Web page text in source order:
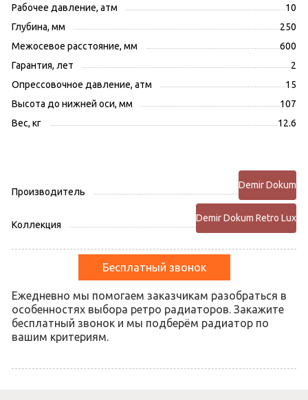
Рабочее давление, атм
10
Глубина, мм
250
Межосевое расстояние, мм
600
Гарантия, лет
2
Опрессовочное давление, атм
15
Высота до нижней оси, мм
107
Вес, кг
12.6
Производитель
Demir Dokum
Коллекция
Demir Dokum Retro Lux
Бесплатный звонок
Ежедневно мы помогаем заказчикам разобраться в
особенностях выбора ретро радиаторов. Закажите
бесплатный звонок и мы подберём радиатор по
вашим критериям.